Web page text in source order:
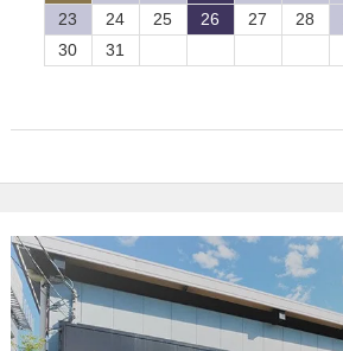
23
24 25 26 27 28
30
31